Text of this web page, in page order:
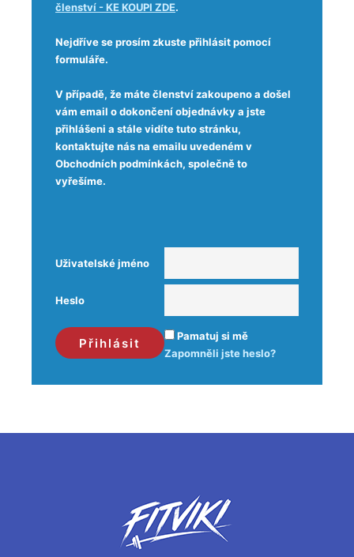
členství - KE KOUPI ZDE.
Nejdříve se prosím zkuste přihlásit pomocí
formuláře.
V případě, že máte členství zakoupeno a došel
vám email o dokončení objednávky a jste
přihlášeni a stále vidíte tuto stránku,
kontaktujte nás na emailu uvedeném v
Obchodních podmínkách, společně to
vyřešíme.
Uživatelské jméno
Heslo
Pamatuj si mě
Zapomněli jste heslo?